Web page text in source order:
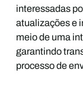
interessadas
atualizações e
meio de uma
garantindo
processo de